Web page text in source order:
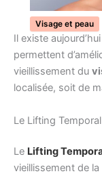
Visage et peau
Il existe
permettent
vieillissement du
localisée, soit de
Le Lifting Temporal
Le Lifting
vieillissement de